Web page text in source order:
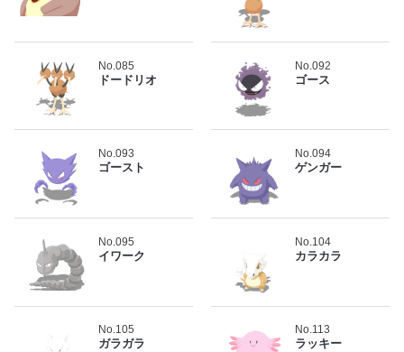
No.085
ドードリオ
No.092
ゴース
No.093
ゴースト
No.094
ゲンガー
No.095
イワーク
No.104
カラカラ
No.105
ガラガラ
No.113
ラッキー